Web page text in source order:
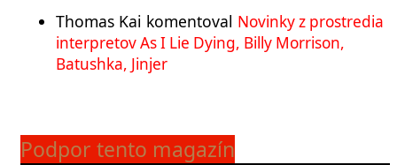
Thomas Kai komentoval Novinky z prostredia
interpretov As I Lie Dying, Billy Morrison,
Batushka, Jinjer
Podpor tento magazín